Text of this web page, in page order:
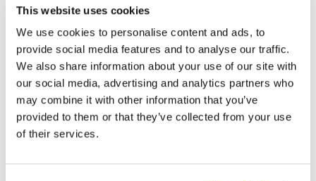
This website uses cookies
We use cookies to personalise content and ads, to
provide social media features and to analyse our traffic.
We also share information about your use of our site with
our social media, advertising and analytics partners who
may combine it with other information that you’ve
provided to them or that they’ve collected from your use
of their services.
Correo electrónico
Aparato / tratamiento